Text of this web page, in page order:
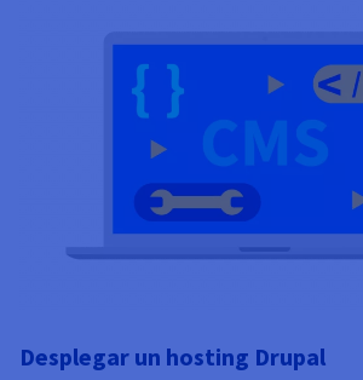
Desplegar un hosting Drupal